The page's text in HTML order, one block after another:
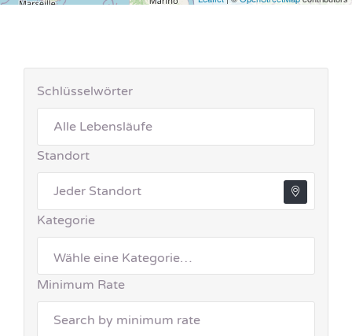
Schlüsselwörter
Standort
Kategorie
Minimum Rate